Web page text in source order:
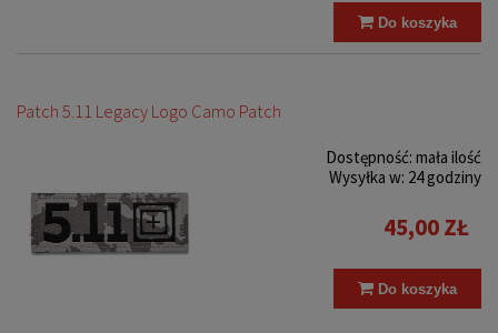
Do koszyka
Patch 5.11 Legacy Logo Camo Patch
Dostępność: mała ilość
Wysyłka w: 24 godziny
45,00 ZŁ
Do koszyka